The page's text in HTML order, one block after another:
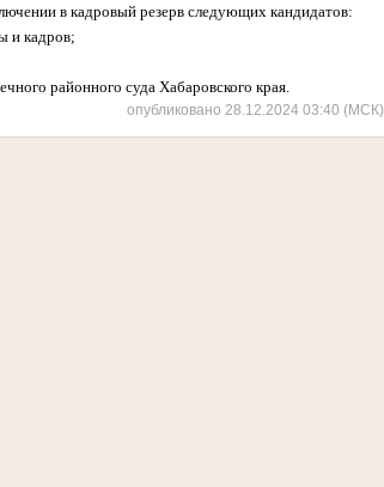
в кадровый резерв следующих кандидатов:
и кадров;
районного суда Хабаровского края.
опубликовано 28.12.2024 03:40 (МСК)